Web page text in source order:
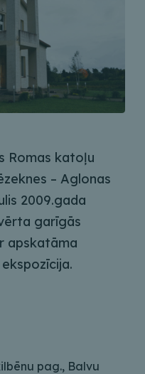
Romas katoļu
– Aglonas
2009.gada
garīgās
apskatāma
pag., Balvu